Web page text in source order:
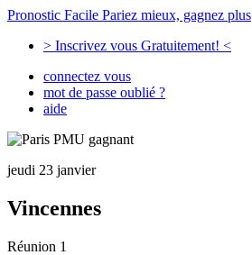
Pronostic Facile Pariez mieux, gagnez plus
> Inscrivez vous Gratuitement! <
connectez vous
mot de passe oublié ?
aide
jeudi 23 janvier
Vincennes
Réunion 1